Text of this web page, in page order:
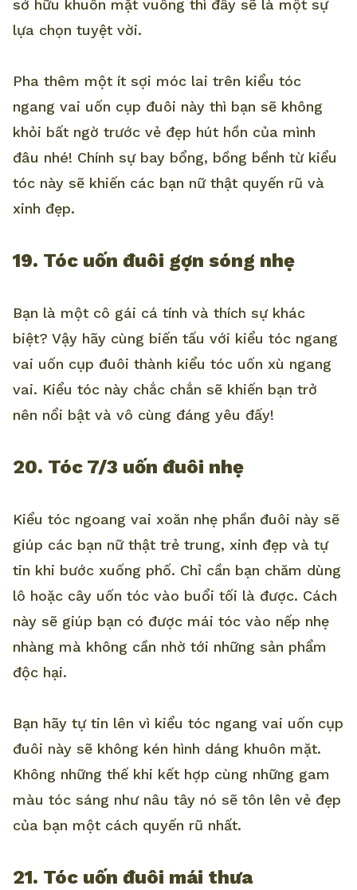
sở hữu khuôn mặt vuông thì đây sẽ là một sự
lựa chọn tuyệt vời.
Pha thêm một ít sợi móc lai trên kiểu tóc
ngang vai uốn cụp đuôi này thì bạn sẽ không
khỏi bất ngờ trước vẻ đẹp hút hồn của mình
đâu nhé! Chính sự bay bổng, bồng bềnh từ kiểu
tóc này sẽ khiến các bạn nữ thật quyến rũ và
xinh đẹp.
19. Tóc uốn đuôi gợn sóng nhẹ
Bạn là một cô gái cá tính và thích sự khác
biệt? Vậy hãy cùng biến tấu với kiểu tóc ngang
vai uốn cụp đuôi thành kiểu tóc uốn xù ngang
vai. Kiểu tóc này chắc chắn sẽ khiến bạn trở
nên nổi bật và vô cùng đáng yêu đấy!
20. Tóc 7/3 uốn đuôi nhẹ
Kiểu tóc ngoang vai xoăn nhẹ phần đuôi này sẽ
giúp các bạn nữ thật trẻ trung, xinh đẹp và tự
tin khi bước xuống phố. Chỉ cần bạn chăm dùng
lô hoặc cây uốn tóc vào buổi tối là được. Cách
này sẽ giúp bạn có được mái tóc vào nếp nhẹ
nhàng mà không cần nhờ tới những sản phẩm
độc hại.
Bạn hãy tự tin lên vì kiểu tóc ngang vai uốn cụp
đuôi này sẽ không kén hình dáng khuôn mặt.
Không những thế khi kết hợp cùng những gam
màu tóc sáng như nâu tây nó sẽ tôn lên vẻ đẹp
của bạn một cách quyến rũ nhất.
21. Tóc uốn đuôi mái thưa